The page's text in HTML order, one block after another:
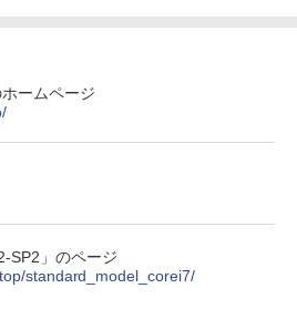
ームページ
SP2」のページ
standard_model_corei7/